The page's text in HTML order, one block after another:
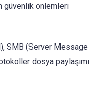
güvenlik önlemleri
SMB (Server Message
dosya paylaşımı